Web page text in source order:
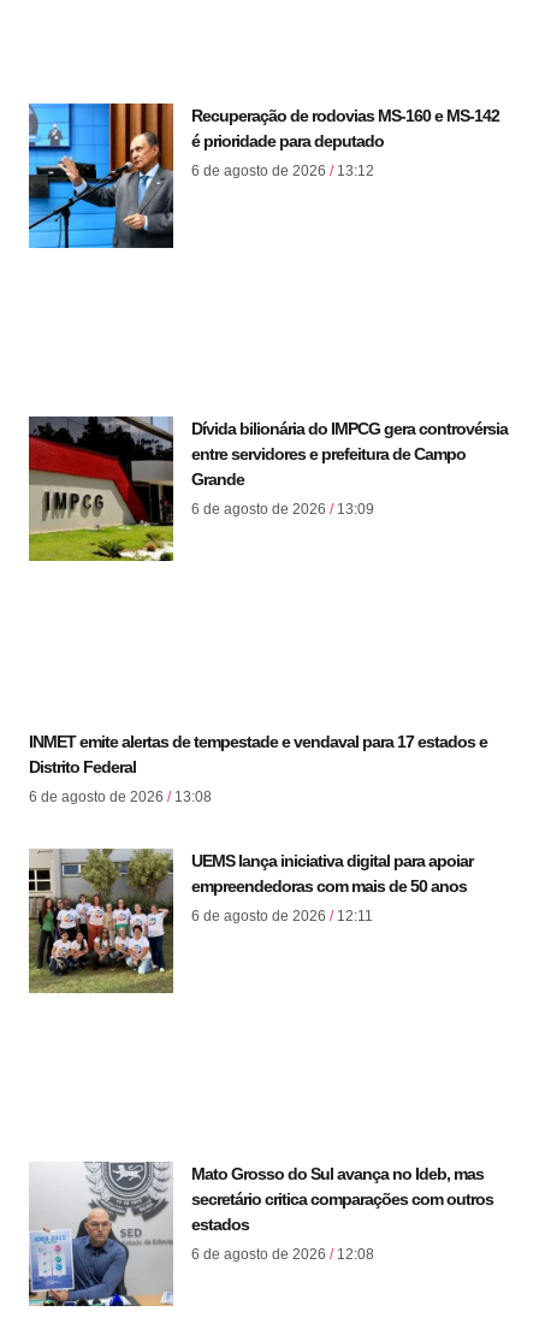
Recuperação de rodovias MS-160 e MS-142
é prioridade para deputado
6 de agosto de 2026 13:12
Dívida bilionária do IMPCG gera controvérsia
entre servidores e prefeitura de Campo
Grande
6 de agosto de 2026 13:09
INMET emite alertas de tempestade e vendaval para 17 estados e
Distrito Federal
6 de agosto de 2026 13:08
UEMS lança iniciativa digital para apoiar
empreendedoras com mais de 50 anos
6 de agosto de 2026 12:11
Mato Grosso do Sul avança no Ideb, mas
secretário critica comparações com outros
estados
6 de agosto de 2026 12:08